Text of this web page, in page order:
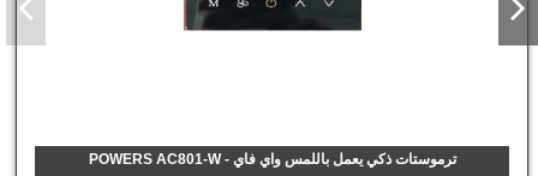
ترموستات ذكي يعمل باللمس واي فاي - POWERS AC801-W